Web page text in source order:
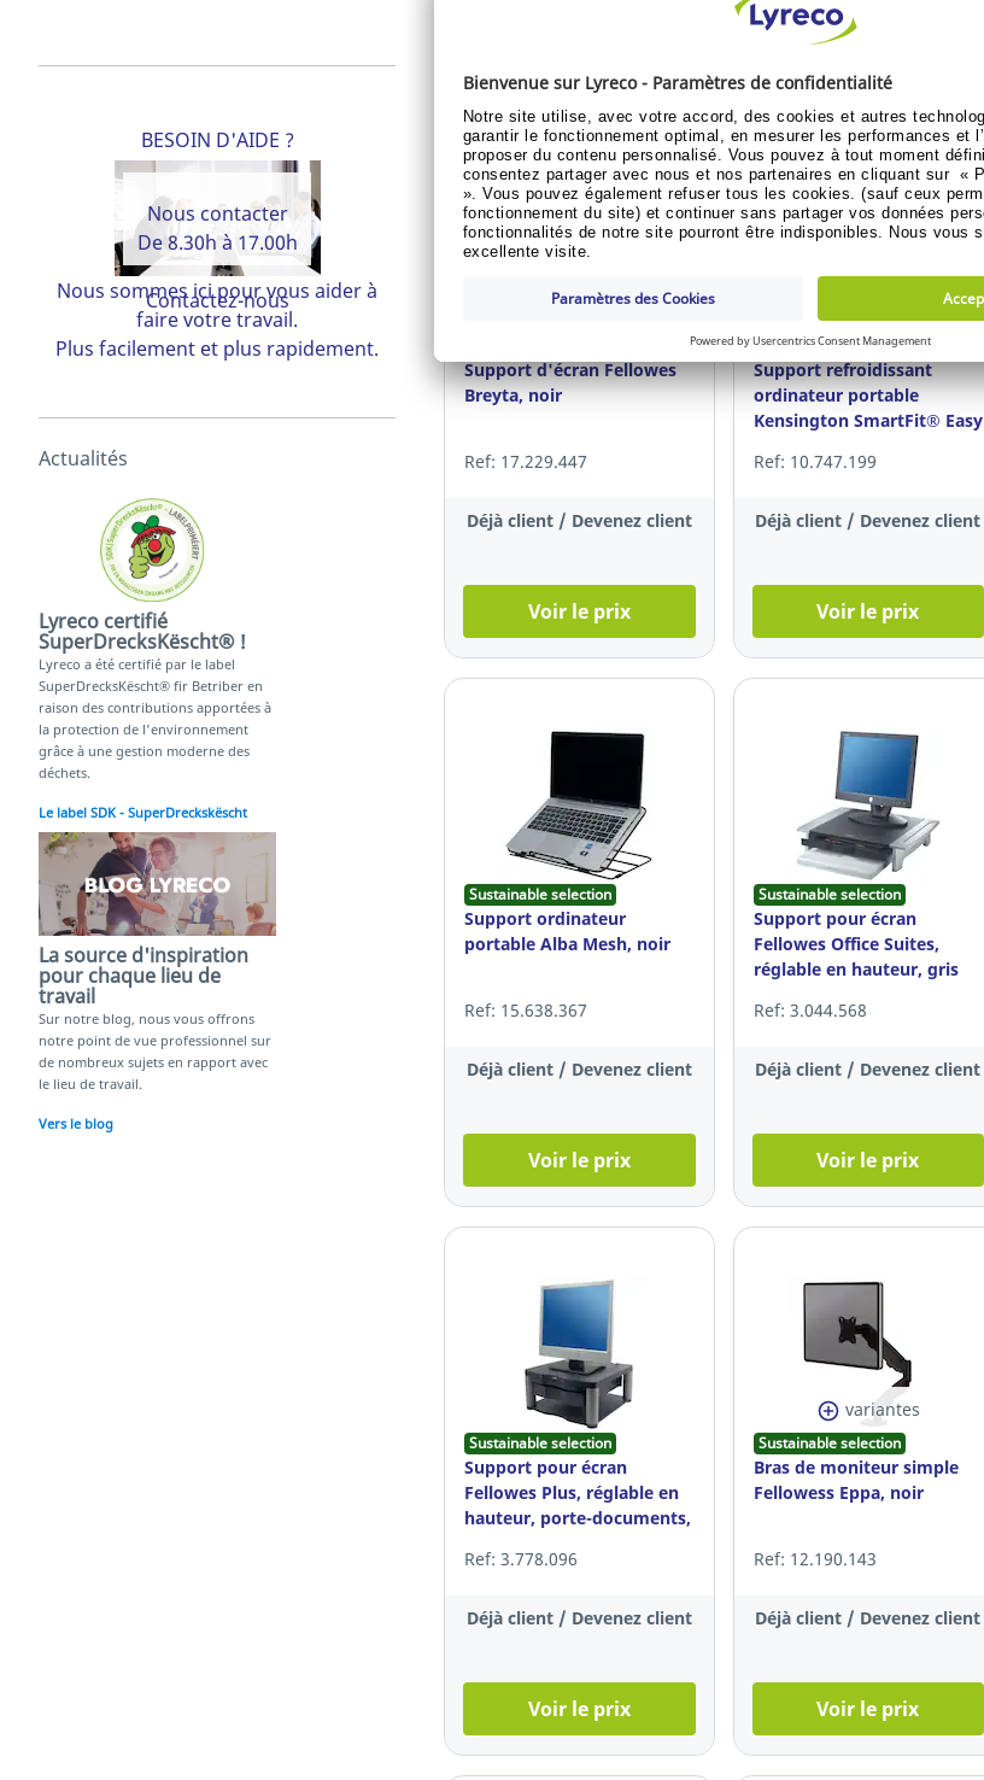
BESOIN D'AIDE ?
Nous contacter
De 8.30h à 17.00h
Contactez-nous
Nous sommes ici pour vous aider à
faire votre travail.
Plus facilement et plus rapidement.
Actualités
Lyreco certifié
SuperDrecksKëscht® !
Lyreco a été certifié par le label
SuperDrecksKëscht® fir Betriber en
raison des contributions apportées à
la protection de l'environnement
grâce à une gestion moderne des
déchets.
Le label SDK - SuperDreckskëscht
La source d'inspiration
pour chaque lieu de
travail
Sur notre blog, nous vous offrons
notre point de vue professionnel sur
de nombreux sujets en rapport avec
le lieu de travail.
Vers le blog
variantes
Support d'écran Fellowes
Breyta, noir
Ref: 17.229.447
Déjà client / Devenez client
Voir le prix
Sustainable selection
Support refroidissant
ordinateur portable
Kensington SmartFit® Easy
Ref: 10.747.199
Déjà client / Devenez client
Voir le prix
Sustainable selection
Support ordinateur
portable Alba Mesh, noir
Ref: 15.638.367
Déjà client / Devenez client
Voir le prix
Sustainable selection
Support pour écran
Fellowes Office Suites,
réglable en hauteur, gris
Ref: 3.044.568
Déjà client / Devenez client
Voir le prix
Sustainable selection
Support pour écran
Fellowes Plus, réglable en
hauteur, porte-documents,
Ref: 3.778.096
Déjà client / Devenez client
Voir le prix
variantes
Sustainable selection
Bras de moniteur simple
Fellowess Eppa, noir
Ref: 12.190.143
Déjà client / Devenez client
Voir le prix